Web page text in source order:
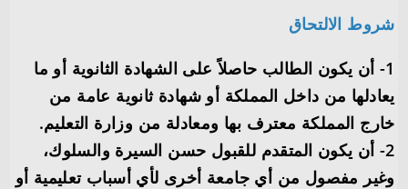
شروط الالتحاق
1- أن يكون الطالب حاصلاً على الشهادة الثانوية أو ما
يعادلها من داخل المملكة أو شهادة ثانوية عامة من
خارج المملكة معترف بها ومعادلة من وزارة التعليم.
2- أن يكون المتقدم للقبول حسن السيرة والسلوك،
وغير مفصول من أي جامعة أخرى لأي أسباب تعليمية أو